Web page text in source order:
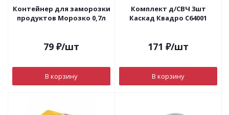
Контейнер для заморозки
продуктов Морозко 0,7л
79 ₽/шт
В корзину
Комплект д/СВЧ 3шт
Каскад Квадро С64001
171 ₽/шт
В корзину